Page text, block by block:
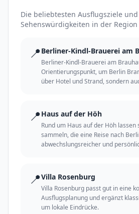
Die beliebtesten Ausflugsziele und
Sehenswürdigkeiten in der Region
📍 Berliner-Kindl-Brauerei am
Berliner-Kindl-Brauerei am
Orientierungspunkt, um Berlin
über Hotel und Strand, sondern
📍 Haus auf der Höh
Rund um Haus auf der Höh lassen
sammeln, die eine Reise nach
abwechslungsreicher und
📍Villa Rosenburg
Villa Rosenburg passt gut in eine
Ausflugsplanung und ergänzt
um lokale Eindrücke.